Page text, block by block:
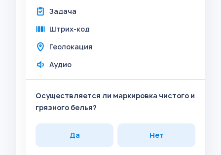
Задача
Штрих-код
Геолокация
Аудио
Осуществляется ли маркировка чистого и
грязного белья?
Да Нет